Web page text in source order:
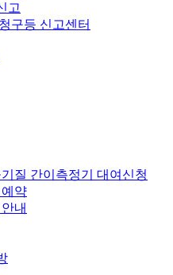
고
구등 신고센터
질 간이측정기 대여신청
약
내